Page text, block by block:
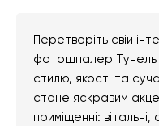
Перетворіть свій
фотошпалер Тунель
стилю, якості та
стане яскравим
приміщенні: вітальні,